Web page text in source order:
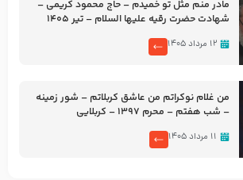
مادر منم مثل تو خمیدم – حاج محمود کریمی –
شهادت حضرت رقیه علیها السلام – تیر ۱۴۰۵
۱۲ مرداد ۱۴۰۵
من غلام نوکراتم من عاشق کربلاتم – شور زمینه
– شب هفتم – محرم 1397 – کربلایی
۱۱ مرداد ۱۴۰۵